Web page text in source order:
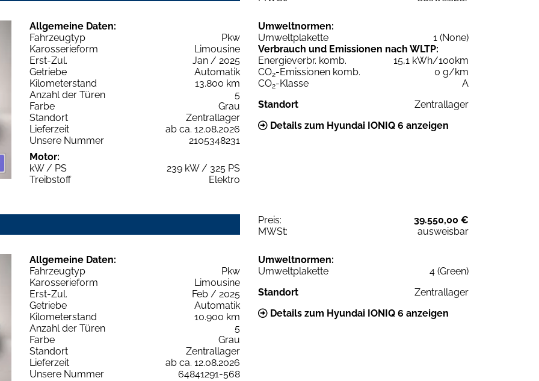
Allgemeine Daten:
Fahrzeugtyp
Pkw
Karosserieform
Limousine
Erst-Zul.
Jan / 2025
Getriebe
Automatik
Kilometerstand
13.800 km
Anzahl der Türen
5
Farbe
Grau
Standort
Zentrallager
Lieferzeit
ab ca. 12.08.2026
Unsere Nummer
2105348231
Motor:
kW / PS
239 kW / 325 PS
Treibstoff
Elektro
Umweltnormen:
Umweltplakette
1 (None)
Verbrauch und Emissionen nach WLTP:
Energieverbr. komb.
15,1 kWh/100km
CO2-Emissionen komb.
0 g/km
CO2-Klasse
A
Standort
Zentrallager
Details zum Hyundai IONIQ 6 anzeigen
Preis:
39.550,00 €
MWSt:
ausweisbar
Allgemeine Daten:
Fahrzeugtyp
Pkw
Karosserieform
Limousine
Erst-Zul.
Feb / 2025
Getriebe
Automatik
Kilometerstand
10.900 km
Anzahl der Türen
5
Farbe
Grau
Standort
Zentrallager
Lieferzeit
ab ca. 12.08.2026
Unsere Nummer
64841291-568
Umweltnormen:
Umweltplakette
4 (Green)
Standort
Zentrallager
Details zum Hyundai IONIQ 6 anzeigen